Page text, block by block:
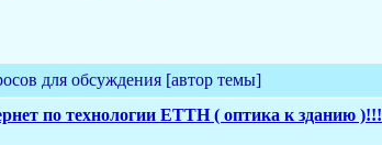
для обсуждения [автор темы]
по технологии ETTH ( оптика к зданию )!!!